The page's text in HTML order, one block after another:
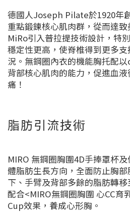
德國人Joseph Pilate於1920年
重點鍛鍊核心肌肉群，從而達致
MiRo引入普拉提技術設計，特
穩定性更高，使脊椎得到更多
況。無鋼圈內衣的機能胸托配
背部核心肌肉的能力，促進血
痛！
脂肪引流技術
MIRO 無鋼圈胸圍4D手捧罩杯
體脂肪生長方向，全面防止胸
下、手臂及背部多餘的脂肪轉移
配合<MIRO無鋼圈胸圍 心CC育
Cup效果，養成心形胸。